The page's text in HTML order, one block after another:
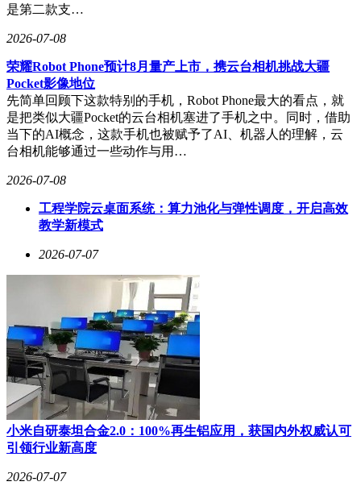
是第二款支…
2026-07-08
荣耀Robot Phone预计8月量产上市，携云台相机挑战大疆
Pocket影像地位
先简单回顾下这款特别的手机，Robot Phone最大的看点，就
是把类似大疆Pocket的云台相机塞进了手机之中。同时，借助
当下的AI概念，这款手机也被赋予了AI、机器人的理解，云
台相机能够通过一些动作与用…
2026-07-08
工程学院云桌面系统：算力池化与弹性调度，开启高效
教学新模式
2026-07-07
小米自研泰坦合金2.0：100%再生铝应用，获国内外权威认可
引领行业新高度
2026-07-07